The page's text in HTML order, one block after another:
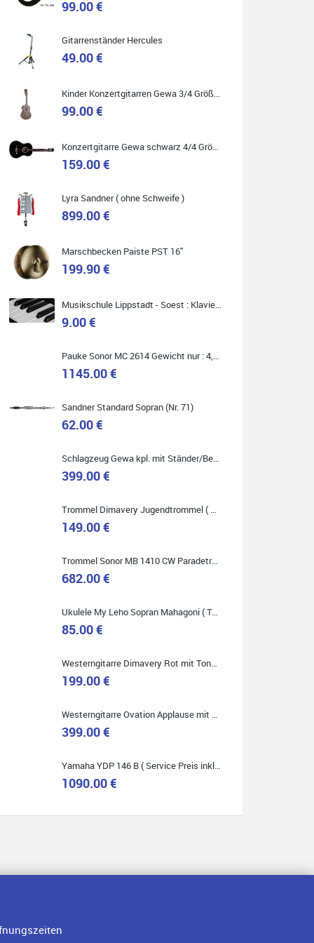
Quelle: Google-Rezension
Ich war auf der Suche nach einem neuen Keyboard
und bin begeistert: ich bin super beraten worden,
aktuell natürlich nur telefonisch. Nachdem die
abholen musste. Top!
Quelle: Google-Rezension
Ich bin super zufrieden mit meiner neuen Ukulele!
Einfach am Freitag vorbeigekommen, eben geklingelt
und top beraten worden. Ich würde den Besuch im
Quelle: Google-Rezension
Klein...aber fein!
Toller Service, nette Leute. Immer wieder gerne..
Quelle: Google-Rezension
99.00 €
Gitarrenständer Hercules
49.00 €
99.00 €
159.00 €
Lyra Sandner ( ohne Schweife )
899.00 €
Marschbecken Paiste PST 16"
199.90 €
9.00 €
1145.00 €
Sandner Standard Sopran (Nr. 71)
62.00 €
399.00 €
149.00 €
Trommel Sonor MB 1410 CW Paradetrommel ( Service Preis inkl. Werkstatt Service )
682.00 €
Ukulele My Leho Sopran Mahagoni ( Top Empfehlung ! )
85.00 €
199.00 €
399.00 €
1090.00 €